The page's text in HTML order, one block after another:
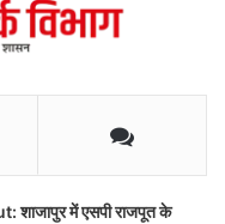
में एसपी राजपूत के